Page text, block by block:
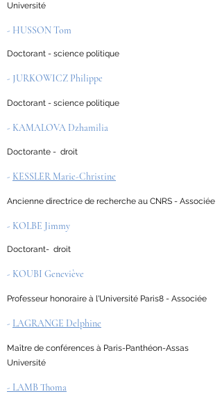
Université
- HUSSON Tom
Doctorant - science politique
- JURKOWICZ Philippe
Doctorant - science politique
- KAMALOVA Dzhamilia
Doctorante - droit
- KESSLER Marie-Christine
Ancienne directrice de recherche au CNRS - Associée
- KOLBE Jimmy
Doctorant- droit
- KOUBI Geneviève
Professeur honoraire à l'Université Paris8 - Associée
- LAGRANGE Delphine
Maître de conférences à Paris-Panthéon-Assas
Université
- LAMB Thoma